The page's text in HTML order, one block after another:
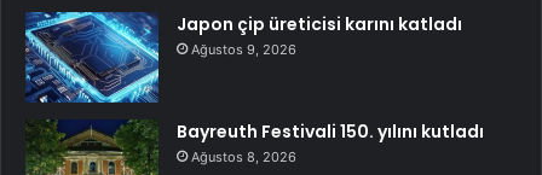
Japon çip üreticisi karını katladı
Ağustos 9, 2026
Bayreuth Festivali 150. yılını kutladı
Ağustos 8, 2026